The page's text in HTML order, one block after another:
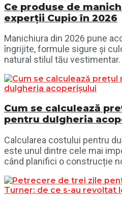
Ce produse de
experții Cupio în 2026
Manichiura din 2026 pune
îngrijite, formule sigure și
natural stilul tău vestimentar.
Cum se calculează
pentru dulgheria
Calcularea costului pentru
este unul dintre cele mai
când planifici o construcție